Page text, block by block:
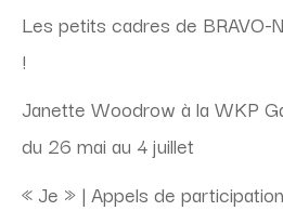
Les petits cadres de BRAVO-
!
Janette Woodrow à la WKP
du 26 mai au 4 juillet
« Je » | Appels de